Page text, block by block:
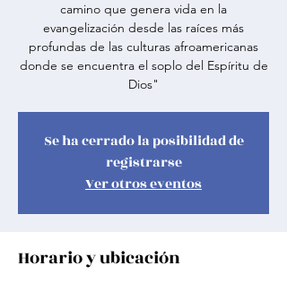
camino que genera vida en la
evangelización desde las raíces más
profundas de las culturas afroamericanas
donde se encuentra el soplo del Espíritu de
Dios"
Se ha cerrado la posibilidad de
registrarse
Ver otros eventos
Horario y ubicación